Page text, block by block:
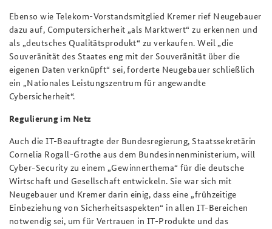
Ebenso wie Telekom-Vorstandsmitglied Kremer rief Neugebauer
dazu auf, Computersicherheit „als Marktwert“ zu erkennen und
als „deutsches Qualitätsprodukt“ zu verkaufen. Weil „die
Souveränität des Staates eng mit der Souveränität über die
eigenen Daten verknüpft“ sei, forderte Neugebauer schließlich
ein „Nationales Leistungszentrum für angewandte
Cybersicherheit“.
Regulierung im Netz
Auch die IT-Beauftragte der Bundesregierung, Staatssekretärin
Cornelia Rogall-Grothe aus dem Bundesinnenministerium, will
Cyber-Security zu einem „Gewinnerthema“ für die deutsche
Wirtschaft und Gesellschaft entwickeln. Sie war sich mit
Neugebauer und Kremer darin einig, dass eine „frühzeitige
Einbeziehung von Sicherheitsaspekten“ in allen IT-Bereichen
notwendig sei, um für Vertrauen in IT-Produkte und das